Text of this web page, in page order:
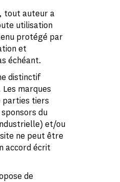
tout auteur a
utilisation
protégé par
et
échéant.
distinctif
marques
parties tiers
du
et/ou
ne peut être
accord écrit
de